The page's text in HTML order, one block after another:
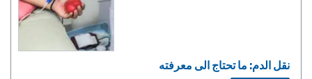
نقل الدم: ما تحتاج الى معرفته